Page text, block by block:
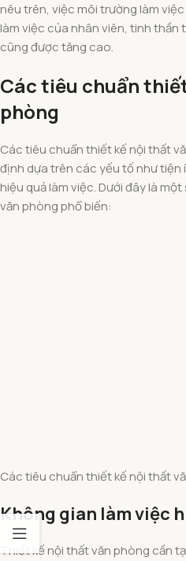
nêu trên, việc môi trường làm
làm việc của nhân viên, tinh thần
cũng được tăng cao.
Các tiêu chuẩn
phòng
Các tiêu chuẩn thiết kế nội thất
định dựa trên các yếu tố như tiện
hiệu quả làm việc. Dưới đây là
văn phòng phổ biến:
Các tiêu chuẩn thiết kế nội thất
Không gian làm việc
Thiết kế nội thất văn phòng cần